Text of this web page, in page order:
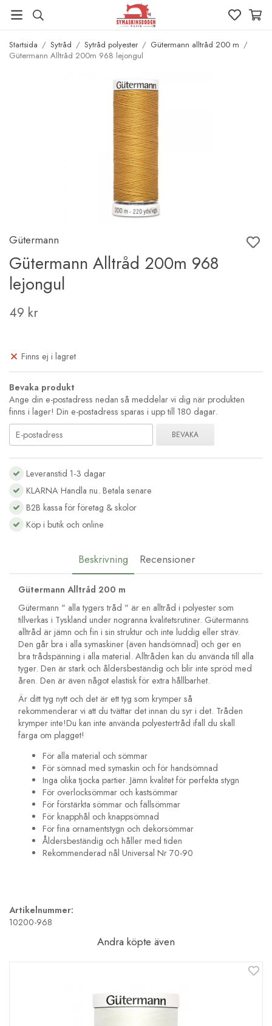
Startsida / Sytråd / Sytråd polyester / Gütermann alltråd 200 m /
Gütermann Alltråd 200m 968 lejongul
Gütermann
Gütermann Alltråd 200m 968
lejongul
49 kr
Finns ej i lagret
Bevaka produkt
Ange din e-postadress nedan så meddelar vi dig när produkten
finns i lager! Din e-postadress sparas i upp till 180 dagar.
BEVAKA
Leveranstid 1-3 dagar
KLARNA Handla nu. Betala senare
B2B kassa för företag & skolor
Köp i butik och online
Beskrivning Recensioner
Gütermann Alltråd 200 m
Gütermann " alla tygers tråd " är en alltråd i polyester som
tillverkas i Tyskland under nogranna kvalitetsrutiner. Gütermanns
alltråd är jämn och fin i sin struktur och inte luddig eller sträv.
Den går bra i alla symaskiner (även handsömnad) och ger en
bra trådspänning i alla material. Alltråden kan du använda till alla
tyger. Den är stark och åldersbeständig och blir inte spröd med
åren. Den är även något elastisk för extra hållbarhet.
Är ditt tyg nytt och det är ett tyg som krymper så
rekommenderar vi att du tvättar det innan du syr i det. Tråden
krymper inte!Du kan inte använda polyestertråd ifall du skall
färga om plagget!
För alla material och sömmar
För sömnad med symaskin och för handsömnad
Inga olika tjocka partier. Jämn kvalitet för perfekta stygn
För overlocksömmar och kastsömmar
För förstärkta sömmar och fällsömmar
För knapphål och knappsömnad
För fina ornamentstygn och dekorsömmar
Åldersbeständig och håller med tiden
Rekommenderad nål Universal Nr 70-90
Artikelnummer:
10200-968
Andra köpte även